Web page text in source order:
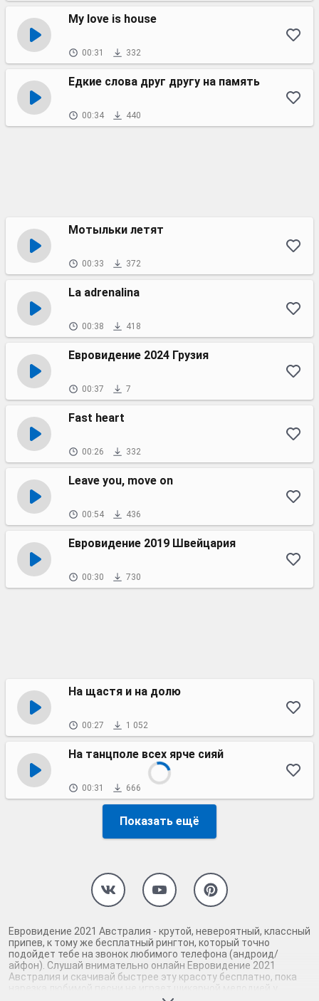
My love is house
00:31 332
Едкие слова друг другу на память
00:34 440
Мотыльки летят
00:33 372
La adrenalina
00:38 418
Евровидение 2024 Грузия
00:37 7
Fast heart
00:26 332
Leave you, move on
00:54 436
Евровидение 2019 Швейцария
00:30 730
На щастя и на долю
00:27 1 052
На танцполе всех ярче сияй
00:31 666
Показать ещё
Евровидение 2021 Австралия - крутой, невероятный, классный
припев, к тому же бесплатный рингтон, который точно
подойдет тебе на звонок любимого телефона (андроид/
айфон). Слушай внимательно онлайн Евровидение 2021
Австралия и скачивай быстрее эту красоту бесплатно, пока
нарезка любимой песни не играет шикарной мелодией у